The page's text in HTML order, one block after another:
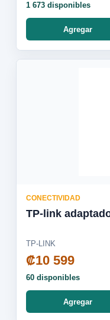
1 673 disponibles
Agregar
CONECTIVIDAD
TP-LINK
₡10 599
60 disponibles
Agregar